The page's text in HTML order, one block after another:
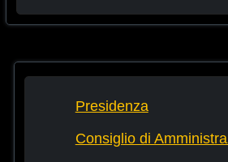
Presidenza
Consiglio di